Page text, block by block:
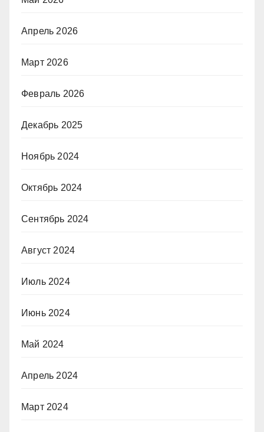
Апрель 2026
Март 2026
Февраль 2026
Декабрь 2025
Ноябрь 2024
Октябрь 2024
Сентябрь 2024
Август 2024
Июль 2024
Июнь 2024
Май 2024
Апрель 2024
Март 2024